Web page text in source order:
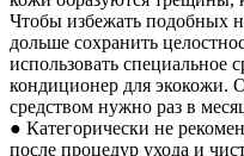
Чтобы избежать подобных
дольше сохранить
использовать специальное
кондиционер для экокожи.
средством нужно раз в
● Категорически не
после процедур ухода и